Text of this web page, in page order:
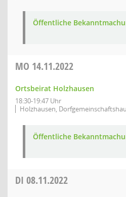
Öffentliche
MO 14.11.2022
Ortsbeirat Holzhausen
18:30-19:47 Uhr
Holzhausen,
Öffentliche
DI 08.11.2022